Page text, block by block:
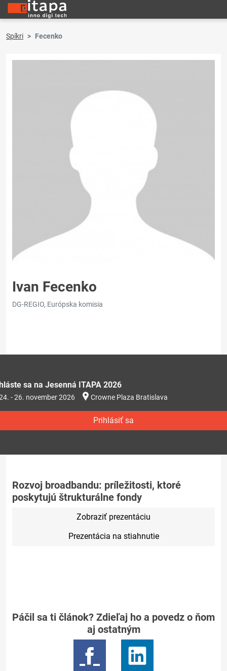
Spíkri Fecenko
Ivan Fecenko
DG-REGIO, Európska komisia
sa na Jesenná ITAPA 2026
- 26. november 2026 Crowne Plaza Bratislava
Prihlásiť sa
Rozvoj broadbandu: príležitosti, ktoré
poskytujú štrukturálne fondy
Zobraziť prezentáciu
Prezentácia na stiahnutie
Páčil sa ti článok? Zdieľaj ho a povedz o ňom
aj ostatným